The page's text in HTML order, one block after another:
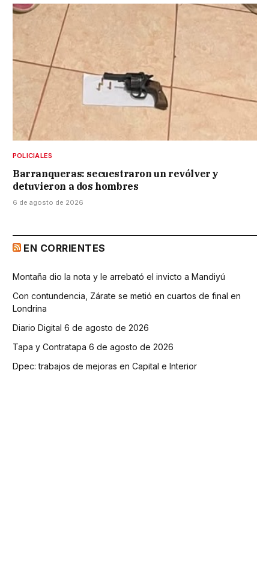
POLICIALES
Barranqueras: secuestraron un revólver y
detuvieron a dos hombres
6 de agosto de 2026
EN CORRIENTES
Montaña dio la nota y le arrebató el invicto a Mandiyú
Con contundencia, Zárate se metió en cuartos de final en
Londrina
Diario Digital 6 de agosto de 2026
Tapa y Contratapa 6 de agosto de 2026
Dpec: trabajos de mejoras en Capital e Interior